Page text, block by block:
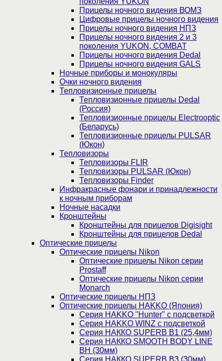
Прицелы ночного видения ВОМЗ
Цифровые прицелы ночного видения
Прицелы ночного видения НПЗ
Прицелы ночного видения 2 и 3
поколения YUKON, COMBAT
Прицелы ночного видения Dedal
Прицелы ночного видения GALS
Ночные приборы и монокуляры
Очки ночного видения
Тепловизионные прицелы
Тепловизионные прицелы Dedal
(Россия)
Тепловизионные прицелы Electrooptic
(Беларусь)
Тепловизионные прицелы PULSAR
(Юкон)
Тепловизоры
Тепловизоры FLIR
Тепловизоры PULSAR (Юкон)
Тепловизоры Finder
Инфракрасные фонари и принадлежности
к ночным приборам
Ночные насадки
Кронштейны
Кронштейны для прицелов Digisight
Кронштейны для прицелов Dedal
Оптические прицелы
Оптические прицелы Nikon
Оптические прицелы Nikon серии
Prostaff
Оптические прицелы Nikon серии
Monarch
Оптические прицелы НПЗ
Оптические прицелы HAKKO (Япония)
Cерия HAKKO "Hunter" с подсветкой
Серия НAKKO WINZ с подсветкой
Серия НАККО SUPERB B1 (25,4мм)
Серия НАККО SMOOTH BODY LINE
BH (30мм)